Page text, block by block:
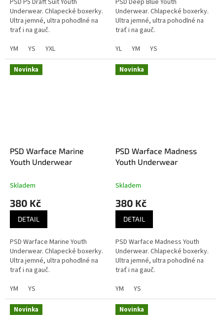
PSD P5 Draft Suit Youth
Underwear. Chlapecké boxerky.
Ultra jemné, ultra pohodlné na
trať i na gauč.
YM
YS YXL
PSD Deep Blue Youth
Underwear. Chlapecké boxerky.
Ultra jemné, ultra pohodlné na
trať i na gauč.
YL
YM YS
Novinka
PSD Warface Marine
Youth Underwear
Skladem
380 Kč
DETAIL
PSD Warface Marine Youth
Underwear. Chlapecké boxerky.
Ultra jemné, ultra pohodlné na
trať i na gauč.
YM
YS
Novinka
PSD Warface Madness
Youth Underwear
Skladem
380 Kč
DETAIL
PSD Warface Madness Youth
Underwear. Chlapecké boxerky.
Ultra jemné, ultra pohodlné na
trať i na gauč.
YM
YS
Novinka Novinka